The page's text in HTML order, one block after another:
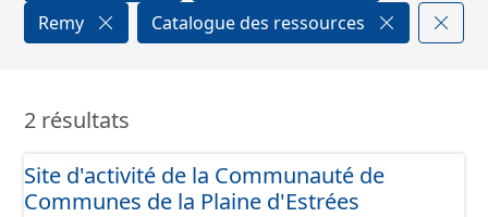
Remy
Catalogue des ressources
2 résultats
Site d'activité de la Communauté de
Communes de la Plaine d'Estrées